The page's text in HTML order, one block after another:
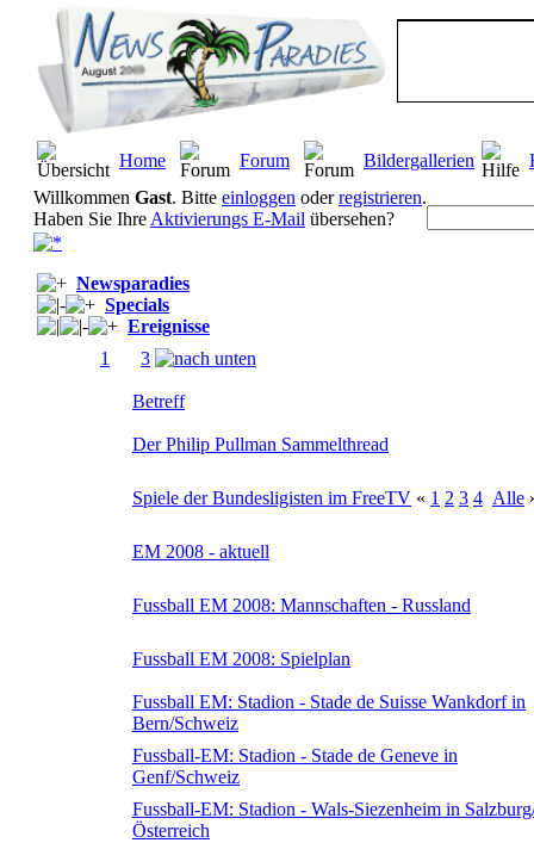
Home Forum Bildergallerien
Willkommen Gast. Bitte einloggen oderregistrieren.
Haben Sie Ihre Aktivierungs E-Mail übersehen?
Newsparadies
Specials
Ereignisse
1 3
Betreff
Der Philip Pullman Sammelthread
Spiele der Bundesligisten im FreeTV « 1 2 3 4 Alle
EM 2008 - aktuell
Fussball EM 2008: Mannschaften - Russland
Fussball EM 2008: Spielplan
Fussball EM: Stadion - Stade de Suisse Wankdorf in
Bern/Schweiz
Fussball-EM: Stadion - Stade de Geneve in
Genf/Schweiz
Fussball-EM: Stadion - Wals-Siezenheim in
Österreich